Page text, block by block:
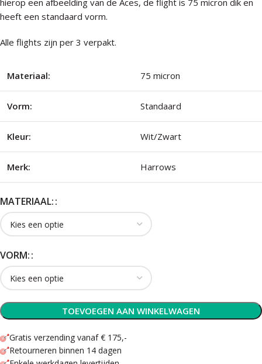
hierop een afbeelding van de Aces, de flight is 75 micron dik en
heeft een standaard vorm.
Alle flights zijn per 3 verpakt.
Materiaal: 75 micron
Vorm: Standaard
Kleur: Wit/Zwart
Merk: Harrows
MATERIAAL:
VORM:
TOEVOEGEN AAN WINKELWAGEN
Gratis verzending vanaf € 175,-
Retourneren binnen 14 dagen